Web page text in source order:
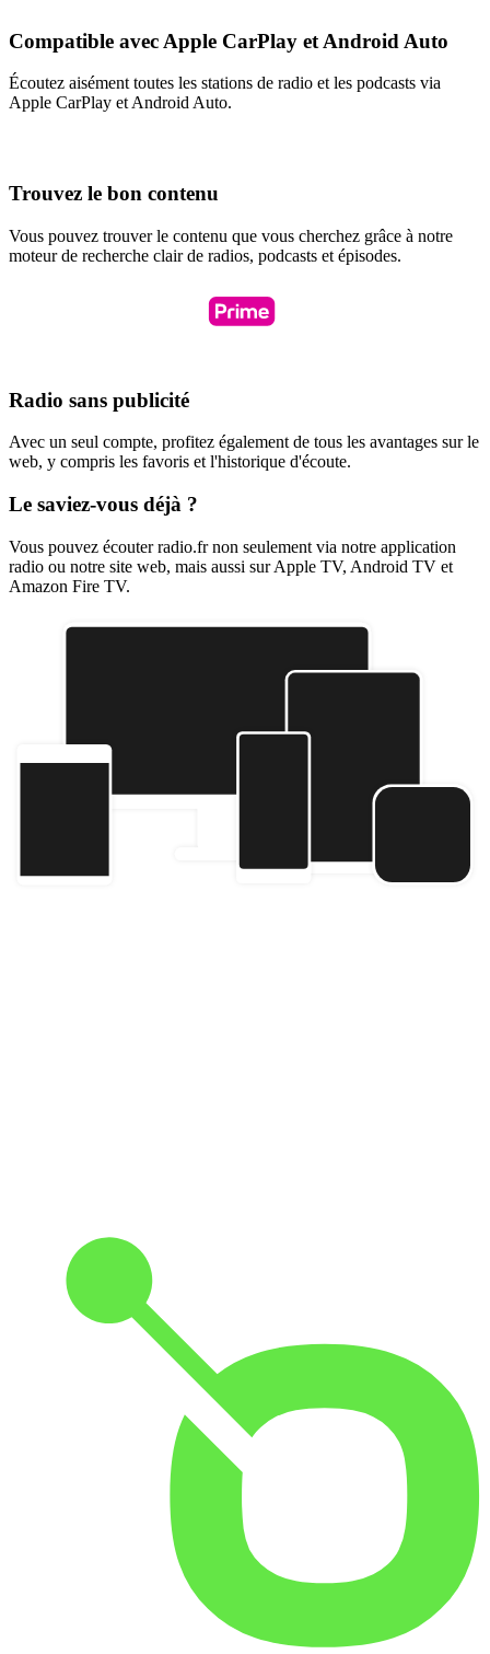
Compatible avec Apple CarPlay et Android Auto
Écoutez aisément toutes les stations de radio et les podcasts via
Apple CarPlay et Android Auto.
Trouvez le bon contenu
Vous pouvez trouver le contenu que vous cherchez grâce à notre
moteur de recherche clair de radios, podcasts et épisodes.
Radio sans publicité
Avec un seul compte, profitez également de tous les avantages sur le
web, y compris les favoris et l'historique d'écoute.
Le saviez-vous déjà ?
Vous pouvez écouter radio.fr non seulement via notre application
radio ou notre site web, mais aussi sur Apple TV, Android TV et
Amazon Fire TV.